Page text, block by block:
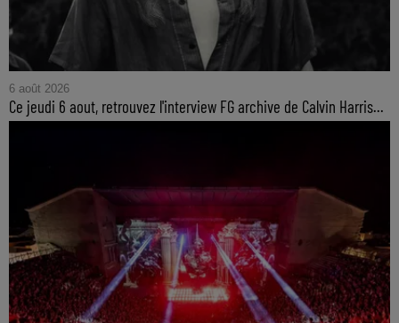
6 août 2026
Ce jeudi 6 aout, retrouvez l'interview FG archive de Calvin Harris...